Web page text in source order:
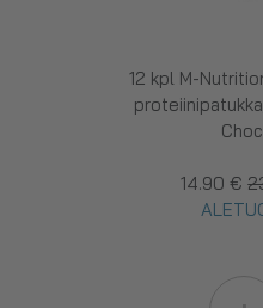
12 kpl M-
14.90 €